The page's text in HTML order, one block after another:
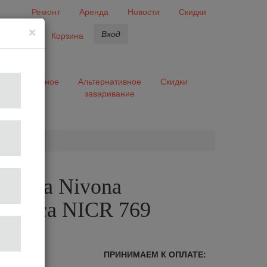
Ремонт Аренда Новости
Скидки
Корзина Вход
Разное
Альтернативное
заваривание
Скидки
Nivona
NICR 769
ПРИНИМАЕМ К ОПЛАТЕ:
×